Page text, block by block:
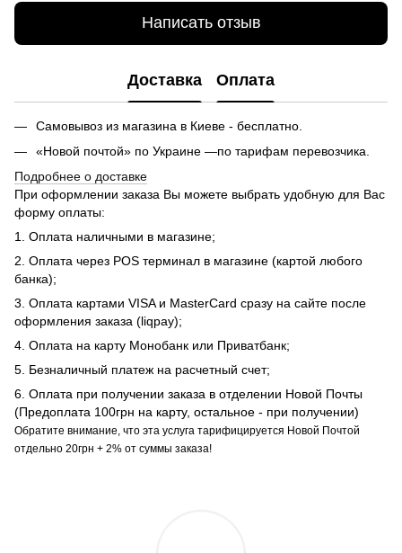
Написать отзыв
Доставка Оплата
Самовывоз из магазина в Киеве - бесплатно.
«Новой почтой» по Украине —по тарифам перевозчика.
Подробнее о доставке
При оформлении заказа Вы можете выбрать удобную для Вас
форму оплаты:
1. Оплата наличными в магазине;
2. Оплата через POS терминал в магазине (картой любого
банка);
3. Оплата картами VISA и MasterCard сразу на сайте после
оформления заказа (liqpay);
4. Оплата на карту Монобанк или Приватбанк;
5. Безналичный платеж на расчетный счет;
6. Оплата при получении заказа в отделении Новой Почты
(Предоплата 100грн на карту, остальное - при получении)
Обратите внимание, что эта услуга тарифицируется Новой Почтой
отдельно 20грн + 2% от суммы заказа!